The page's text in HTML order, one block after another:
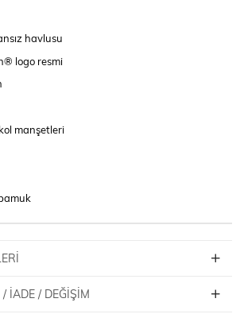
havlusu
logo resmi
manşetleri
İADE / DEĞIŞIM